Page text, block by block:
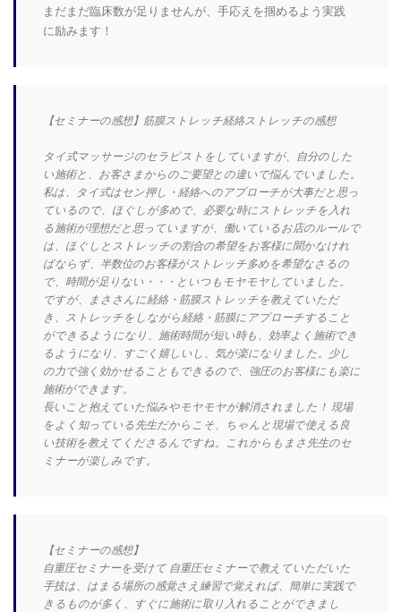
まだまだ臨床数が足りませんが、手応えを掴めるよう実践
に励みます！
【セミナーの感想】筋膜ストレッチ経絡ストレッチの感想
タイ式マッサージのセラピストをしていますが、自分のした
い施術と、お客さまからのご要望との違いで悩んでいました。
私は、タイ式はセン押し・経絡へのアプローチが大事だと思っ
ているので、ほぐしが多めで、必要な時にストレッチを入れ
る施術が理想だと思っていますが、働いているお店のルールで
は、ほぐしとストレッチの割合の希望をお客様に聞かなけれ
ばならず、半数位のお客様がストレッチ多めを希望なさるの
で、時間が足りない・・・といつもモヤモヤしていました。
ですが、まささんに経絡・筋膜ストレッチを教えていただ
き、ストレッチをしながら経絡・筋膜にアプローチすること
ができるようになり、施術時間が短い時も、効率よく施術でき
るようになり、すごく嬉しいし、気が楽になりました。少し
の力で強く効かせることもできるので、強圧のお客様にも楽に
施術ができます。
長いこと抱えていた悩みやモヤモヤが解消されました！ 現場
をよく知っている先生だからこそ、ちゃんと現場で使える良
い技術を教えてくださるんですね。これからもまさ先生のセ
ミナーが楽しみです。
【セミナーの感想】
自重圧セミナーを受けて 自重圧セミナーで教えていただいた
手技は、はまる場所の感覚さえ練習で覚えれば、簡単に実践で
きるものが多く、すぐに施術に取り入れることができまし